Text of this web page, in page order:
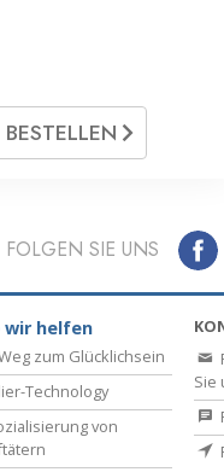
BESTELLEN
FOLGEN SIE UNS
wir helfen
zum Glücklichsein
Technology
von
Sie